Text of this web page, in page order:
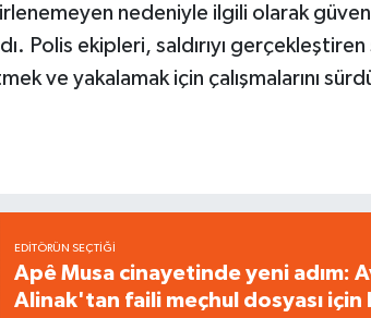
nedeniyle ilgili olarak
Polis ekipleri, saldırıyı
ve yakalamak için çalışmalarını
EDITÖRÜN SEÇTIĞI
Apê Musa cinayetinde yeni adım:
Alinak'tan faili meçhul dosyası için